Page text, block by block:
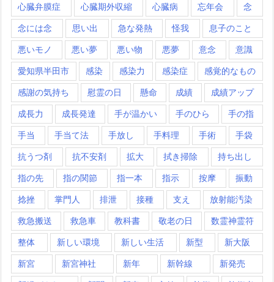
心臓弁膜症 心臓期外収縮 心臓病 忘年会 念
念には念 思い出 急な発熱 怪我 息子のこと
悪いモノ 悪い夢 悪い物 悪夢 意念 意識
愛知県半田市 感染 感染力 感染症 感覚的なもの
感謝の気持ち 慰霊の日 懸命 成績 成績アップ
成長力 成長発達 手が温かい 手のひら 手の指
手当 手当て法 手放し 手料理 手術 手袋
抗うつ剤 抗不安剤 拡大 拭き掃除 持ち出し
指の先 指の関節 指一本 指示 按摩 振動
捻挫 掌門人 排泄 接種 支え 放射能汚染
救急搬送 救急車 教科書 敬老の日 数霊神霊符
整体 新しい環境 新しい生活 新型 新大阪
新宮 新宮神社 新年 新幹線 新発売